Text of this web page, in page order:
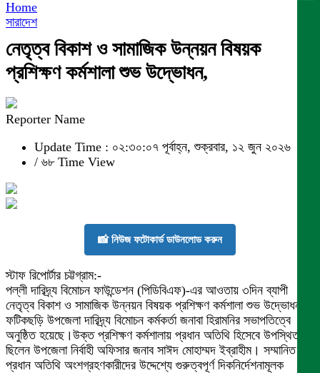
Home
সারাদেশ
নেতৃত্ব বিকাশ ও সামাজিক উন্নয়ন বিষয়ক
প্রশিক্ষণ কর্মশালা শুভ উদ্ভোধন,
Reporter Name
Update Time : ০২:৩০:০৭ পূর্বাহ্ন, শুক্রবার, ১২ জুন ২০২৬
/ ৬৮ Time View
📸 নিউজ ফটোকার্ড ডাউনলোড করুন
স্টাফ রিপোর্টার চট্টগ্রাম:-
পল্লী দারিদ্র্য বিমোচন ফাউন্ডেশন (পিডিবিএফ)-এর আওতায় ৩দিন ব্যাপী
নেতৃত্ব বিকাশ ও সামাজিক উন্নয়ন বিষয়ক প্রশিক্ষণ কর্মশালা শুভ উদ্ভোধন
ফটিকছড়ি উপজেলা দারিদ্র্য বিমোচন কর্মকর্তা জনাবা হিরামনির সভাপতিত্বে
অনুষ্ঠিত হয়েছে।উক্ত প্রশিক্ষণ কর্মশালায় প্রধান অতিথি হিসেবে উপস্থিত
ছিলেন উপজেলা নির্বাহী অফিসার জনাব সাঈদ মোহাম্মদ ইব্রাহীম। সম্মানিত
প্রধান অতিথি অংশগ্রহণকারীদের উদ্দেশ্যে গুরুত্বপূর্ণ দিকনির্দেশনামূলক